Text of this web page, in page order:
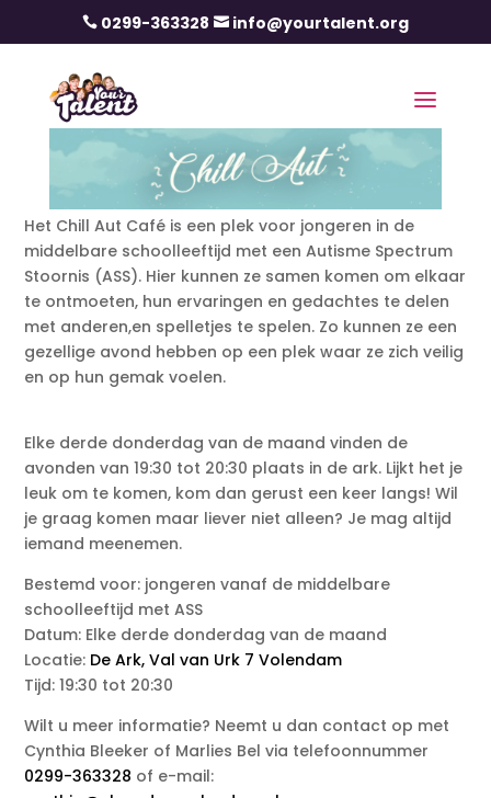
 0299-363328  info@yourtalent.org
Het Chill Aut Café is een plek voor jongeren in de
middelbare schoolleeftijd met een Autisme Spectrum
Stoornis (ASS). Hier kunnen ze samen komen om elkaar
te ontmoeten, hun ervaringen en gedachtes te delen
met anderen,en spelletjes te spelen. Zo kunnen ze een
gezellige avond hebben op een plek waar ze zich veilig
en op hun gemak voelen.
Elke derde donderdag van de maand vinden de
avonden van 19:30 tot 20:30 plaats in de ark. Lijkt het je
leuk om te komen, kom dan gerust een keer langs! Wil
je graag komen maar liever niet alleen? Je mag altijd
iemand meenemen.
Bestemd voor: jongeren vanaf de middelbare
schoolleeftijd met ASS
Datum: Elke derde donderdag van de maand
Locatie: De Ark, Val van Urk 7 Volendam
Tijd: 19:30 tot 20:30
Wilt u meer informatie? Neemt u dan contact op met
Cynthia Bleeker of Marlies Bel via telefoonnummer
0299-363328 of e-mail: